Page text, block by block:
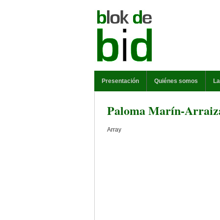
Presentación Quiénes somos
Paloma Marín-
Array